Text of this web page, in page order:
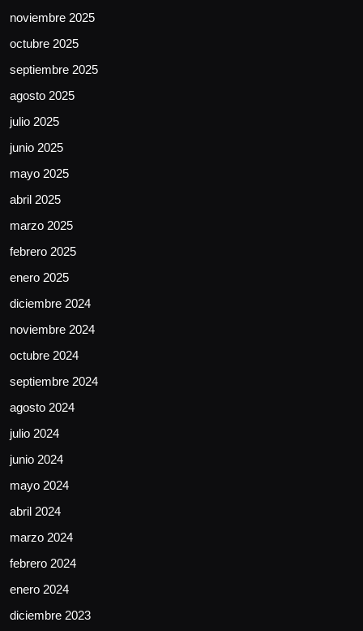
noviembre 2025
octubre 2025
septiembre 2025
agosto 2025
julio 2025
junio 2025
mayo 2025
abril 2025
marzo 2025
febrero 2025
enero 2025
diciembre 2024
noviembre 2024
octubre 2024
septiembre 2024
agosto 2024
julio 2024
junio 2024
mayo 2024
abril 2024
marzo 2024
febrero 2024
enero 2024
diciembre 2023